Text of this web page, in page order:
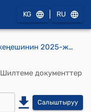
KG RU
Айры-Там айылдык кеңешинин 2025-жылынын 18-мартындагы №5/23 «Участкалык шайлоо комиссияларынын курамдарын жана резервдерин түзүү жөнүндө» токтому.
Шилтеме документтер
Салыштыруу